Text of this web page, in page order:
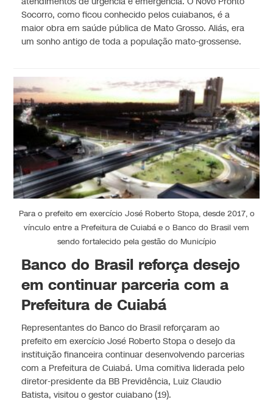
Socorro, como ficou conhecido pelos cuiabanos, é a
maior obra em saúde pública de Mato Grosso. Aliás, era
um sonho antigo de toda a população mato-grossense.
Para o prefeito em exercício José Roberto Stopa, desde 2017, o
vínculo entre a Prefeitura de Cuiabá e o Banco do Brasil vem
sendo fortalecido pela gestão do Município
Banco do Brasil reforça desejo
em continuar parceria com a
Prefeitura de Cuiabá
Representantes do Banco do Brasil reforçaram ao
prefeito em exercício José Roberto Stopa o desejo da
instituição financeira continuar desenvolvendo parcerias
com a Prefeitura de Cuiabá. Uma comitiva liderada pelo
diretor-presidente da BB Previdência, Luiz Claudio
Batista, visitou o gestor cuiabano (19).